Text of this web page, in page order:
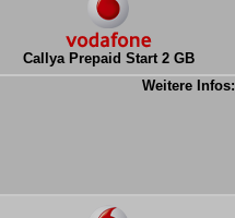
Callya Prepaid Start 2 GB
Weitere Infos: